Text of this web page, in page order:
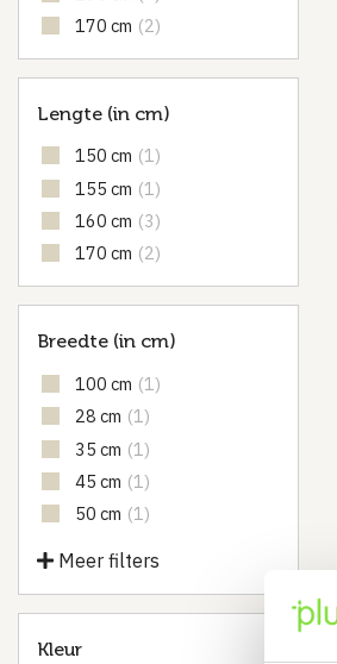
170 cm (2)
Lengte (in cm)
150 cm (1)
155 cm (1)
160 cm (3)
170 cm (2)
Breedte (in cm)
100 cm (1)
28 cm (1)
35 cm (1)
45 cm (1)
50 cm (1)
Meer filters
Kleur